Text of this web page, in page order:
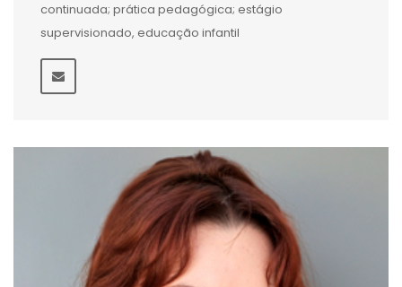
continuada; prática pedagógica; estágio
supervisionado, educação infantil